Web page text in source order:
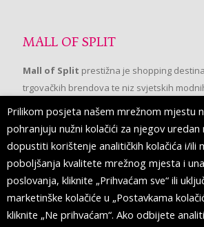
MALL OF SPLIT
Mall of Split prestižna je shopping
trgovačkih brendova te niz svjetskih
prvi put pojavljuju u Splitu.
PRATITE NAS
Prilikom posjeta našem mrežnom mjestu
pohranjuju nužni kolačići za njegov uredan
dopustiti korištenje analitičkih kolačića i/ili
poboljšanja kvalitete mrežnog mjesta i
poslovanja, kliknite „Prihvaćam sve“ ili
marketinške kolačiće u „Postavkama
kliknite „Ne prihvaćam“. Ako odbijete